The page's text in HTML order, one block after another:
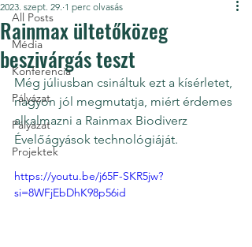
All Posts
Média
Konferencia
Pályázat
Pályázat
Projektek
Rainmax ültetőközeg
beszivárgás teszt
2023. szept. 29. 1 perc olvasás
Még júliusban csináltuk ezt a kísérletet,
nagyon jól megmutatja, miért érdemes
alkalmazni a Rainmax Biodiverz
Évelőágyások technológiáját.
https://youtu.be/j65F-SKR5jw?
si=8WFjEbDhK98p56id